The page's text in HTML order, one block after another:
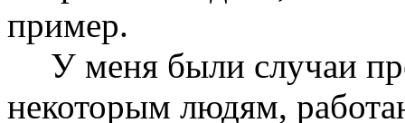
пример.
У меня были случаи
некоторым людям,